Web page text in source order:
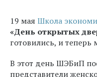
19 мая Школа
«День открытых
готовились, и
В этот день ШЭБиП
представители